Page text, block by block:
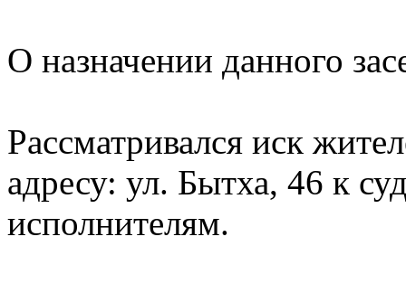
О назначении данного
Рассматривался иск
адресу: ул. Бытха, 46 к
исполнителям.